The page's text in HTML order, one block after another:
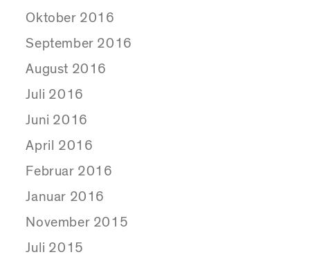
Oktober 2016
September 2016
August 2016
Juli 2016
Juni 2016
April 2016
Februar 2016
Januar 2016
November 2015
Juli 2015